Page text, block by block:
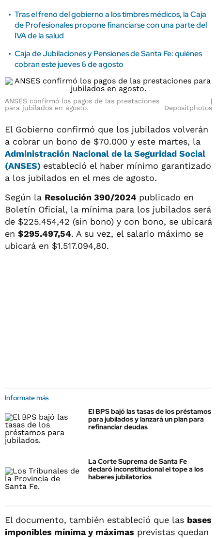
Tras el freno del gobierno a los timbres médicos, la Caja
de Profesionales propone financiarse con una parte del
IVA de la salud
Caja de Jubilaciones y Pensiones de Santa Fe: quiénes
cobran este jueves 6 de agosto
ANSES confirmó los pagos de las prestaciones
para jubilados en agosto.
Depositphotos
El Gobierno confirmó que los jubilados volverán
a cobrar un bono de $70.000 y este martes, la
Administración Nacional de la Seguridad Social
(ANSES) estableció el haber mínimo garantizado
a los jubilados en el mes de agosto.
Según la Resolución 390/2024 publicado en
Boletín Oficial, la mínima para los jubilados será
de $225.454,42 (sin bono) y con bono, se ubicará
en $295.497,54. A su vez, el salario máximo se
ubicará en $1.517.094,80.
Informate más
El BPS bajó las tasas de los préstamos
para jubilados y lanzará un plan para
refinanciar deudas
La Corte Suprema de Santa Fe
declaró inconstitucional el tope a los
haberes jubilatorios
El documento, también estableció que las bases
imponibles mínima y máximas previstas quedan